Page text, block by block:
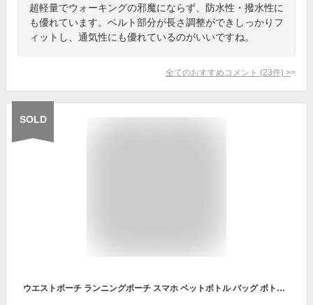
超軽量でウォーキングの邪魔にならず、防水性・撥水性に
も優れています。ベルト部分が長さ調整ができしっかりフ
ィットし、通気性にも優れているのがいいですね。
全てのおすすめコメント (23件) >
SOLD
ウエストポーチ ランニングポーチ スマホ ペットボトル バッグ ボトル ランニング ポーチ ウォーキング マラソン ジョギング 旅行 散歩 登山 男性 女性 人気 防水 コンパクト 実用的 仕事 作業用 UB-040 ギフト 敬老の日 花以外